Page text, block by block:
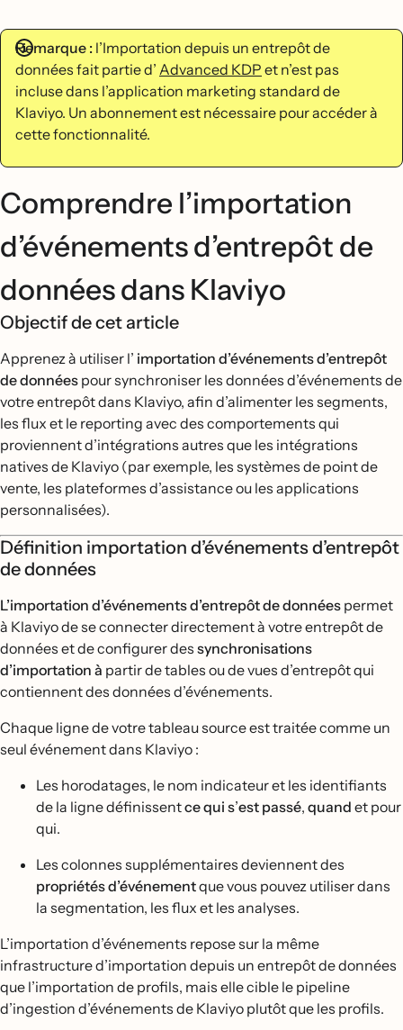
Remarque : l’Importation depuis un entrepôt de
données fait partie d’ Advanced KDP et n’est pas
incluse dans l’application marketing standard de
Klaviyo. Un abonnement est nécessaire pour accéder à
cette fonctionnalité.
Comprendre l’importation
d’événements d’entrepôt de
données dans Klaviyo
Objectif de cet article
Apprenez à utiliser l’ importation d’événements d’entrepôt
de données pour synchroniser les données d’événements de
votre entrepôt dans Klaviyo, afin d’alimenter les segments,
les flux et le reporting avec des comportements qui
proviennent d’intégrations autres que les intégrations
natives de Klaviyo (par exemple, les systèmes de point de
vente, les plateformes d’assistance ou les applications
personnalisées).
Définition importation d’événements d’entrepôt
de données
L’importation d’événements d’entrepôt de données permet
à Klaviyo de se connecter directement à votre entrepôt de
données et de configurer des synchronisations
d’importation à partir de tables ou de vues d’entrepôt qui
contiennent des données d’événements.
Chaque ligne de votre tableau source est traitée comme un
seul événement dans Klaviyo :
Les horodatages, le nom indicateur et les identifiants
de la ligne définissentce qui s’est passé, quand et pour
qui.
Les colonnes supplémentaires deviennent des
propriétés d’événementque vous pouvez utiliser dans
la segmentation, les flux et les analyses.
L’importation d’événements repose sur la même
infrastructure d’importation depuis un entrepôt de données
que l’importation de profils, mais elle cible le pipeline
d’ingestion d’événements de Klaviyo plutôt que les profils.